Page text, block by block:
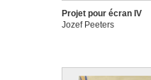
Projet pour écran IV
Jozef Peeters